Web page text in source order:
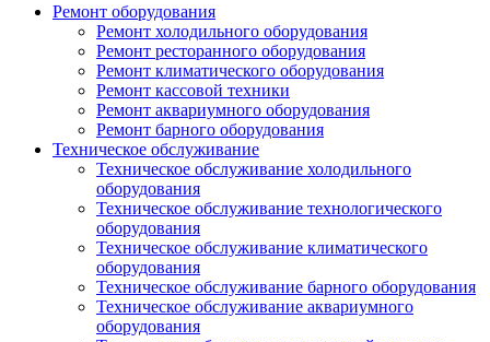
Ремонт оборудования
Ремонт холодильного оборудования
Ремонт ресторанного оборудования
Ремонт климатического оборудования
Ремонт кассовой техники
Ремонт аквариумного оборудования
Ремонт барного оборудования
Техническое обслуживание
Техническое обслуживание холодильного
оборудования
Техническое обслуживание технологического
оборудования
Техническое обслуживание климатического
оборудования
Техническое обслуживание барного оборудования
Техническое обслуживание аквариумного
оборудования